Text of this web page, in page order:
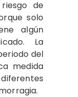
de
solo
algún
La
del
medida